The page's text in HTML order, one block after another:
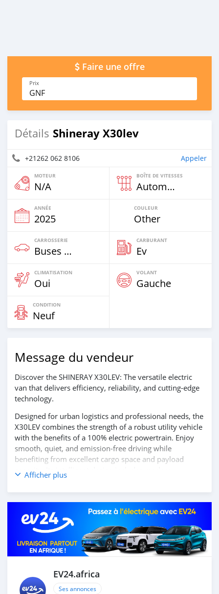
Faire une offre
Prix
GNF
Détails Shineray X30lev
+21262 062 8106 Appeler
MOTEUR
N/A
BOÎTE DE VITESSES
Automatique
ANNÉE
2025
COULEUR
Other
CARROSSERIE
Buses & Vans
CARBURANT
Ev
CLIMATISATION
Oui
VOLANT
Gauche
CONDITION
Neuf
Message du vendeur
Discover the SHINERAY X30LEV: The versatile electric
van that delivers efficiency, reliability, and cutting-edge
technology.
Designed for urban logistics and professional needs, the
X30LEV combines the strength of a robust utility vehicle
with the benefits of a 100% electric powertrain. Enjoy
smooth, quiet, and emission-free driving while
benefiting from excellent cargo space and payload
capacity. Its intelligent design includes modern
connectivity features, a user-friendly digital dashboard,
and safety-enhancing driver-assistance systems,
ensuring both productivity and peace of mind on every
trip.
Experience the ideal combination of practicality,
performance, and eco-friendly innovation with the
SHINERAY X30LEV.
Afficher plus
EV24.africa
Ses annonces